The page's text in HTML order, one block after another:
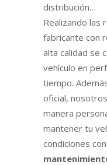
distribución…
Realizando las
fabricante con
alta calidad se
vehículo en
tiempo.
oficial,
manera
mantener tu
condiciones